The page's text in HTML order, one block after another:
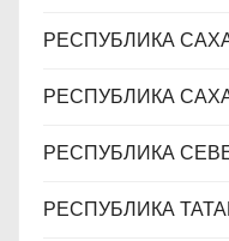
РЕСПУБЛИКА
РЕСПУБЛИКА
РЕСПУБЛИКА
РЕСПУБЛИКА